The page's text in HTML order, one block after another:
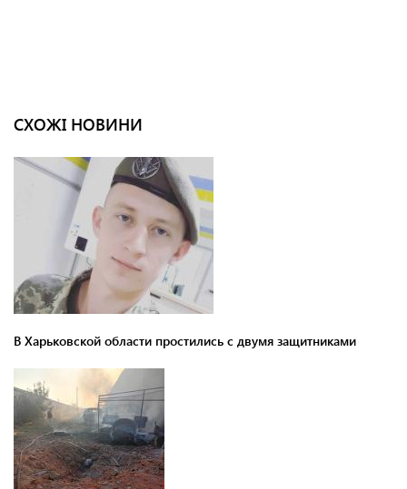
СХОЖІ НОВИНИ
В Харьковской области простились с двумя защитниками